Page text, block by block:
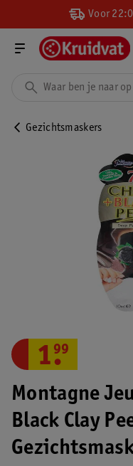
Voor
Gezichtsmaskers
Montagne
Black Clay
1.
99